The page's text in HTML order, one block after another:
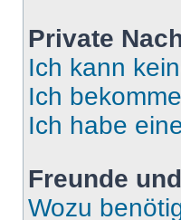
Private
Ich kann
Ich
Ich habe
Freunde
Wozu